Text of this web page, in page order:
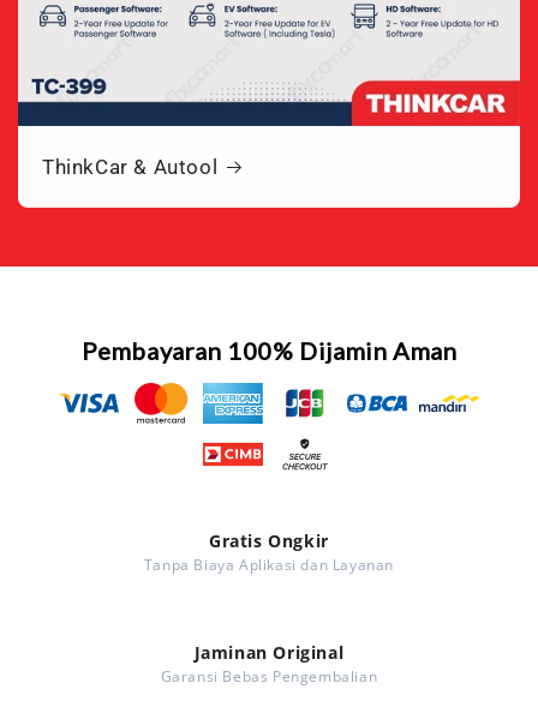
ThinkCar & Autool
Pembayaran 100% Dijamin Aman
Gratis Ongkir
Tanpa Biaya Aplikasi dan Layanan
Jaminan Original
Garansi Bebas Pengembalian